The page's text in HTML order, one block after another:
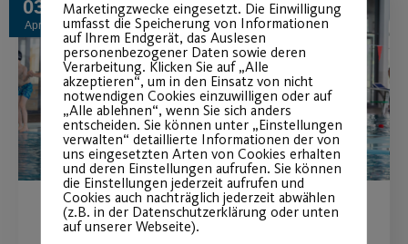
03
Apr.
Von der Schülerin zur
Marketingzwecke eingesetzt. Die Einwilligung
umfasst die Speicherung von Informationen
auf Ihrem Endgerät, das Auslesen
personenbezogener Daten sowie deren
Verarbeitung. Klicken Sie auf „Alle
akzeptieren“, um in den Einsatz von nicht
notwendigen Cookies einzuwilligen oder auf
„Alle ablehnen“, wenn Sie sich anders
entscheiden. Sie können unter „Einstellungen
verwalten“ detaillierte Informationen der von
uns eingesetzten Arten von Cookies erhalten
und deren Einstellungen aufrufen. Sie können
die Einstellungen jederzeit aufrufen und
Cookies auch nachträglich jederzeit abwählen
(z.B. in der Datenschutzerklärung oder unten
auf unserer Webseite).